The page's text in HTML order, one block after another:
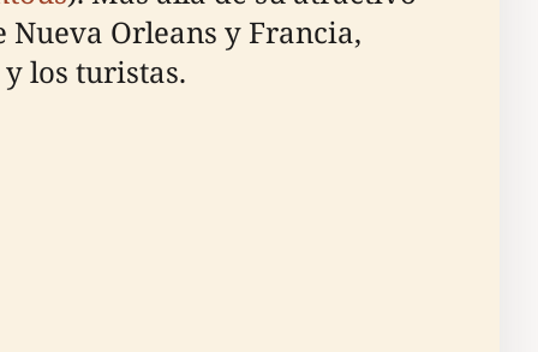
Orleans y Francia,
los turistas.